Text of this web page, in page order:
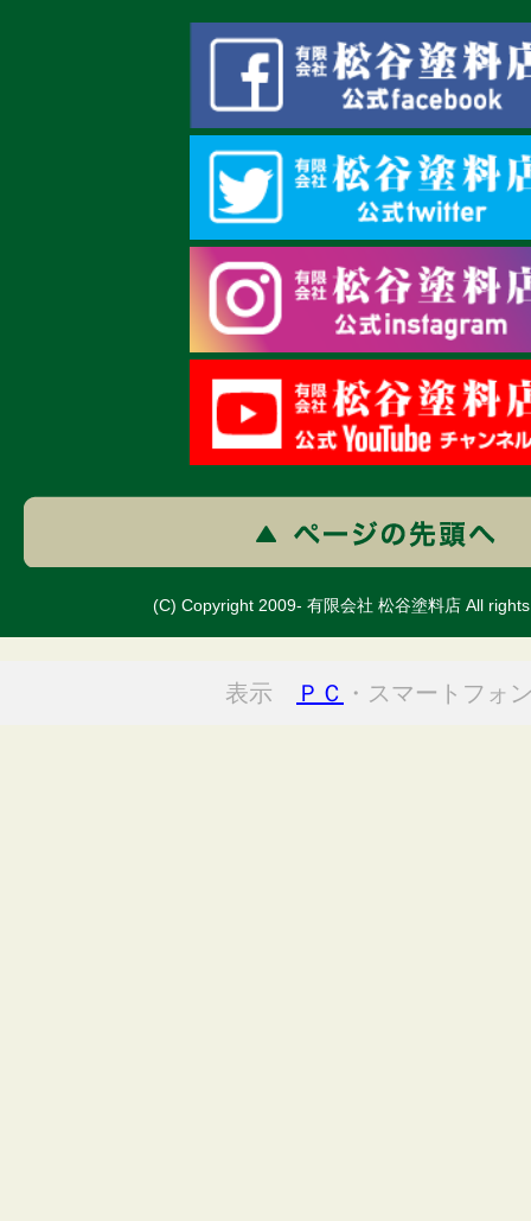
(C) Copyright 2009- 有限会社 松谷塗料店 All
表示 ＰＣ ・スマートフォ